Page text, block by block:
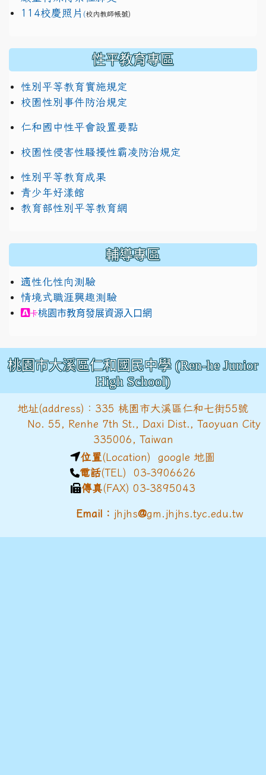
114校慶照片 (校內教師帳號)
性平教育專區
性別平等教育實施規定
校園性別事件防治規定
仁和國中性平會設置要點
校園性侵害性騷擾性霸凌防治規定
性別平等教育成果
青少年好漾館
教育部性別平等教育網
輔導專區
適性化性向測驗
情境式職涯興趣測驗
link to https://exam.career.ntnu.edu.tw/cit/
卡桃園市教育發展資源入口網
桃園市大溪區仁和國民中學 (Ren-he Junior
High School)
地址(address)：335 桃園市大溪區仁和七街55號
No. 55, Renhe 7th St., Daxi Dist., Taoyuan City
335006, Taiwan
位置(Location) google 地圖
電話(TEL) 03-3906626
傳真(FAX) 03-3895043
Email： jhjhs@gm.jhjhs.tyc.edu.tw